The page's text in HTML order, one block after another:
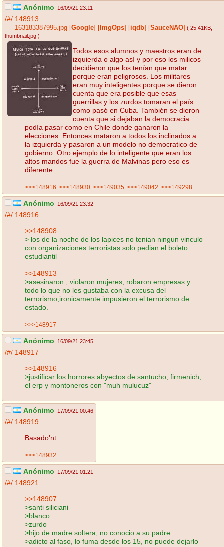
Anónimo 16/09/21 23:11
/#/ 148913
163183387995.jpg Google ImgOps iqdb SauceNAO ( 25.41KB
thumbnail.jpg )
Todos esos alumnos y maestros eran de
izquierda o algo así y por eso los milicos
decidieron que los tenían que matar
porque eran peligrosos. Los militares
eran muy inteligentes porque se dieron
cuenta que era posible que esas
guerrillas y los zurdos tomaran el país
como pasó en Cuba. También se dieron
cuenta que si dejaban la democracia
podía pasar como en Chile donde ganaron la
elecciones. Entonces mataron a todos los inclinados a
la izquierda y pasaron a un modelo no democratico de
gobierno. Otro ejemplo de lo inteligente que eran los
altos mandos fue la guerra de Malvinas pero eso es
diferente.
>>>148916 >>>148930 >>>149035 >>>149042 >>>149298
Anónimo 16/09/21 23:32
/#/ 148916
>>148908
> los de la noche de los lapices no tenian ningun vinculo
con organizaciones terroristas solo pedian el boleto
estudiantil
>>148913
>asesinaron , violaron mujeres, robaron empresas y
todo lo que no les gustaba con la excusa del
terrorismo,ironicamente impusieron el terrorismo de
estado.
>>>148917
Anónimo 16/09/21 23:45
/#/ 148917
>>148916
>justificar los horrores abyectos de santucho, firmenich,
el erp y montoneros con "muh mulucuz"
Anónimo 17/09/21 00:46
/#/ 148919
Basado'nt
>>>148932
Anónimo 17/09/21 01:21
/#/ 148921
>>148907
>santi siliciani
>blanco
>zurdo
>hijo de madre soltera, no conocio a su padre
>adicto al faso, lo fuma desde los 15, no puede dejarlo